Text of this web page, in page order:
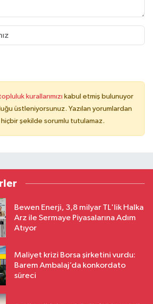
kurallarımızı kabul etmiş bulunuyor
üstleniyorsunuz. Yazılan yorumlardan
şekilde sorumlu tutulamaz.
Bewen Enerji, 3,8 milyar TL'lik Halka
Arz ile Sermaye Piyasalarına Adım
Atıyor
Maliyet krizi Borsa şirketini vurdu:
Barem Ambalaj’da konkordato
süreci